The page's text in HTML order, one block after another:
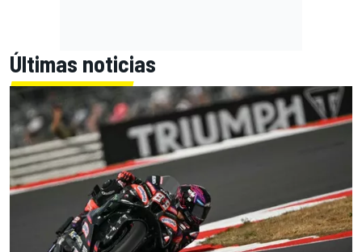
Últimas noticias